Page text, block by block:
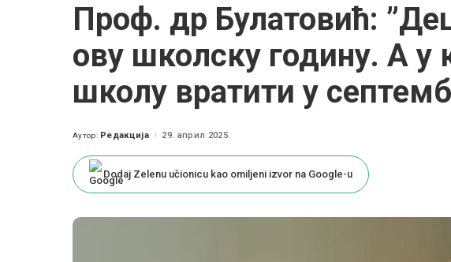
Проф. др Булатовић:
ову школску годину. А у
школу вратити у
Posted
Аутор: Редакција 29. април 2025.
Dodaj Zelenu učionicu kao omiljeni izvor na Google-u